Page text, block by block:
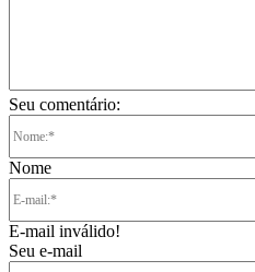
Seu comentário:
Nome
E-mail inválido!
Seu e-mail